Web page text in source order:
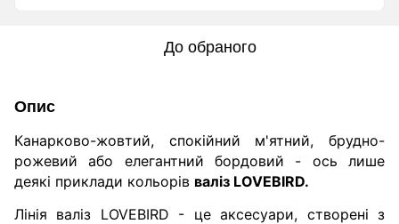
До обраного
Опис
Канарково-жовтий, спокійний м'ятний, брудно-
рожевий або елегантний бордовий - ось лише
деякі приклади кольорів валіз LOVEBIRD.
Лінія валіз LOVEBIRD - це аксесуари, створені з